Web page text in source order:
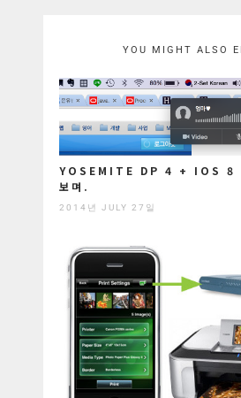
YOU MIGHT ALSO
YOSEMITE DP 4 + IOS 8
보며.
2014년 JULY 27일